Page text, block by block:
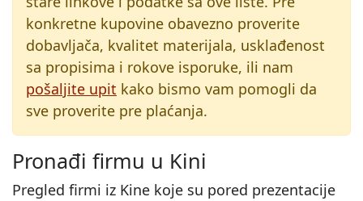
konkretne kupovine obavezno proverite
dobavljača, kvalitet materijala, usklađenost
sa propisima i rokove isporuke, ili nam
pošaljite upit kako bismo vam pomogli da
sve proverite pre plaćanja.
Pronađi firmu u Kini
Pregled firmi iz Kine koje su pored prezentacije